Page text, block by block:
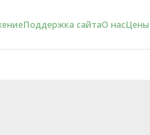
Поддержка сайтаО насЦены